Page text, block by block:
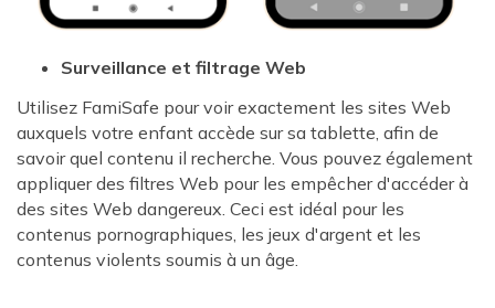
Surveillance et filtrage Web
Utilisez FamiSafe pour voir exactement les sites Web
auxquels votre enfant accède sur sa tablette, afin de
savoir quel contenu il recherche. Vous pouvez également
appliquer des filtres Web pour les empêcher d'accéder à
des sites Web dangereux. Ceci est idéal pour les
contenus pornographiques, les jeux d'argent et les
contenus violents soumis à un âge.